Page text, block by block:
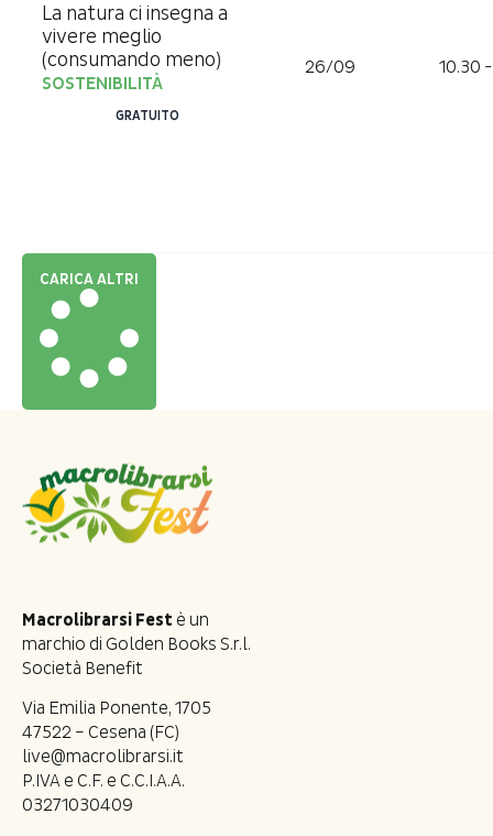
La natura ci insegna a
vivere meglio
(consumando meno)
SOSTENIBILITÀ
GRATUITO
26/09 10.30 -
CARICA ALTRI
Macrolibrarsi Fest è un
marchio di Golden Books S.r.l.
Società Benefit
Via Emilia Ponente, 1705
47522 – Cesena (FC)
live@macrolibrarsi.it
P.IVA e C.F. e C.C.I.A.A.
03271030409